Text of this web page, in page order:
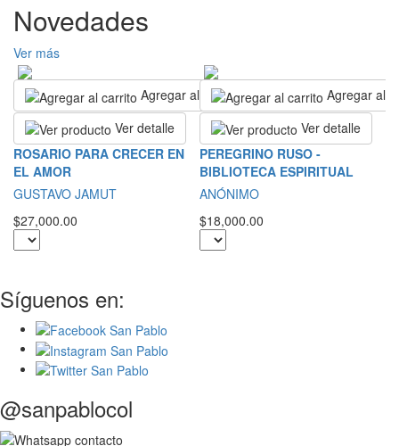
Novedades
Ver más
Agregar al carrito
Ver detalle
ROSARIO PARA CRECER EN
EL AMOR
GUSTAVO JAMUT
$27,000.00
Agregar al
Ver detalle
PEREGRINO RUSO -
BIBLIOTECA ESPIRITUAL
ANÓNIMO
$18,000.00
Síguenos en:
@sanpablocol